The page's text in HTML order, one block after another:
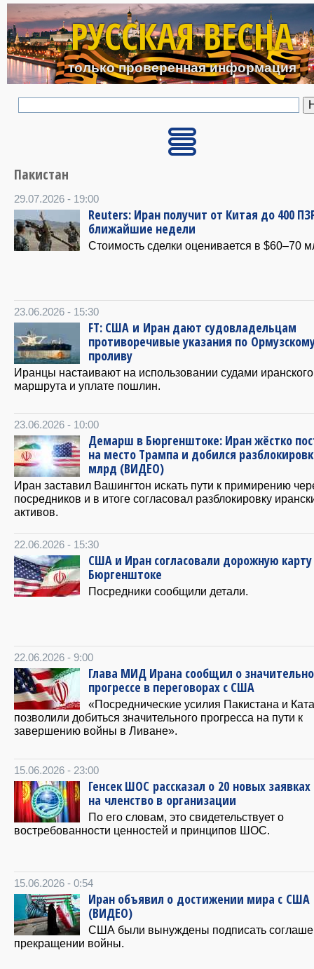
Перейти к основному
РУССКАЯ ВЕСНА
только проверенная информация
Пакистан
29.07.2026 - 19:00
Reuters: Иран получит от Китая до 400
ближайшие недели
Стоимость сделки оценивается в $60–70
23.06.2026 - 15:30
FT: США и Иран дают судовладельцам
противоречивые указания по
проливу
Иранцы настаивают на использовании судами иранского
маршрута и уплате пошлин.
23.06.2026 - 10:00
Демарш в Бюргенштоке: Иран жёстко
на место Трампа и добился
млрд (ВИДЕО)
Иран заставил Вашингтон искать пути к примирению
посредников и в итоге согласовал разблокировку
активов.
22.06.2026 - 15:30
США и Иран согласовали дорожную
Бюргенштоке
Посредники сообщили детали.
22.06.2026 - 9:00
Глава МИД Ирана сообщил о
прогрессе в переговорах с США
«Посреднические усилия Пакистана и
позволили добиться значительного прогресса на пути к
завершению войны в Ливане».
15.06.2026 - 23:00
Генсек ШОС рассказал о 20 новых заявках
на членство в организации
По его словам, это свидетельствует о
востребованности ценностей и принципов ШОС.
15.06.2026 - 0:54
Иран объявил о достижении мира с США
(ВИДЕО)
США были вынуждены подписать
прекращении войны.